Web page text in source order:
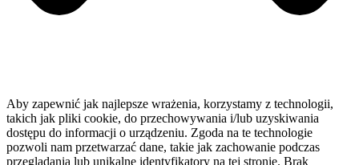
Aby zapewnić jak najlepsze wrażenia, korzystamy z technologii,
takich jak pliki cookie, do przechowywania i/lub uzyskiwania
dostępu do informacji o urządzeniu. Zgoda na te technologie
pozwoli nam przetwarzać dane, takie jak zachowanie podczas
przeglądania lub unikalne identyfikatory na tej stronie. Brak